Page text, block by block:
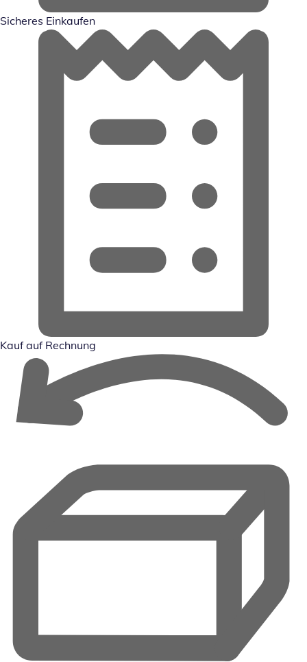
Sicheres Einkaufen
Kauf auf Rechnung